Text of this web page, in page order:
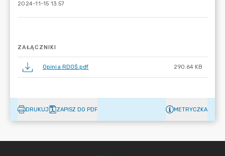
2024-11-15 13:57
ZAŁĄCZNIKI
Opinia RDOŚ.pdf 290.64 KB
DRUKUJ ZAPISZ DO PDF METRYCZKA